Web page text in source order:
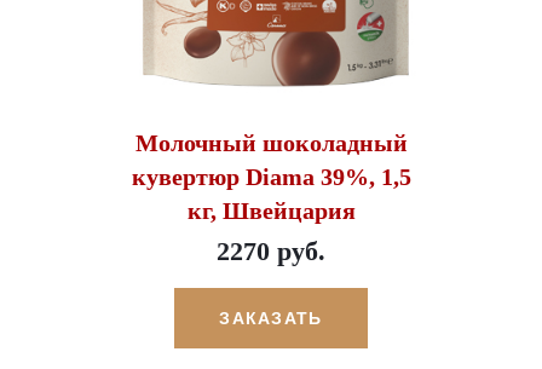
Молочный шоколадный
кувертюр Diama 39%, 1,5
кг, Швейцария
2270 руб.
ЗАКАЗАТЬ